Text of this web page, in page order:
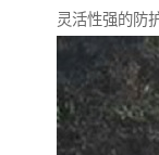
灵活性强的防